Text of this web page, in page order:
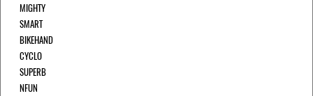
MIGHTY
SMART
BIKEHAND
CYCLO
SUPERB
NFUN